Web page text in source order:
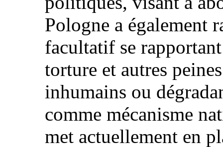
Pologne a également
facultatif se
torture et autres
inhumains ou
comme mécanisme
met actuellement en